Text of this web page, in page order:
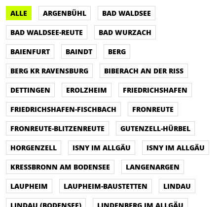
ALLE ARGENBÜHL
BAD WALDSEE
BAD WALDSEE-REUTE
BAD WURZACH
BAIENFURT
BAINDT
BERG
BERG KR RAVENSBURG
BIBERACH AN DER RISS
DETTINGEN
EROLZHEIM
FRIEDRICHSHAFEN
FRIEDRICHSHAFEN-FISCHBACH
FRONREUTE
FRONREUTE-BLITZENREUTE
GUTENZELL-HÜRBEL
HORGENZELL
ISNY IM ALLGÄU
ISNY IM ALLGÄU
KRESSBRONN AM BODENSEE
LANGENARGEN
LAUPHEIM
LAUPHEIM-BAUSTETTEN
LINDAU
LINDAU (BODENSEE)
LINDENBERG IM ALLGÄU